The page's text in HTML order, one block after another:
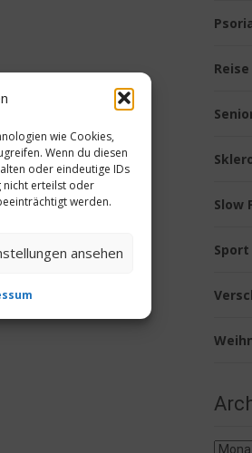
wie Cookies,
Wenn du diesen
oder eindeutige IDs
nicht erteilst oder
werden.
ansehen
Reise
Slow
Archiv